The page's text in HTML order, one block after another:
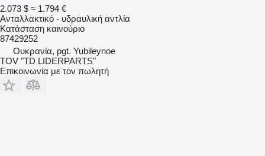
2.073 $ ≈ 1.794 €
Ανταλλακτικό - υδραυλική αντλία
Κατάσταση καινούριο
87429252
Ουκρανία, pgt. Yubileynoe
TOV "TD LIDERPARTS"
Επικοινωνία με τον πωλητή